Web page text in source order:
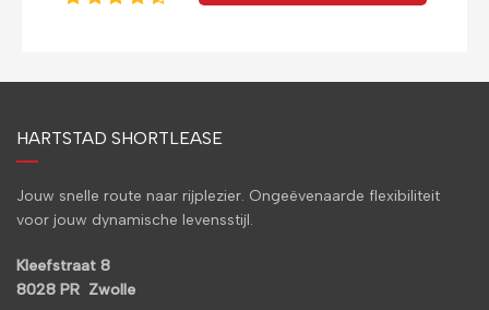
HARTSTAD SHORTLEASE
Jouw snelle route naar rijplezier. Ongeëvenaarde flexibiliteit
voor jouw dynamische levensstijl.
Kleefstraat 8
8028 PR Zwolle